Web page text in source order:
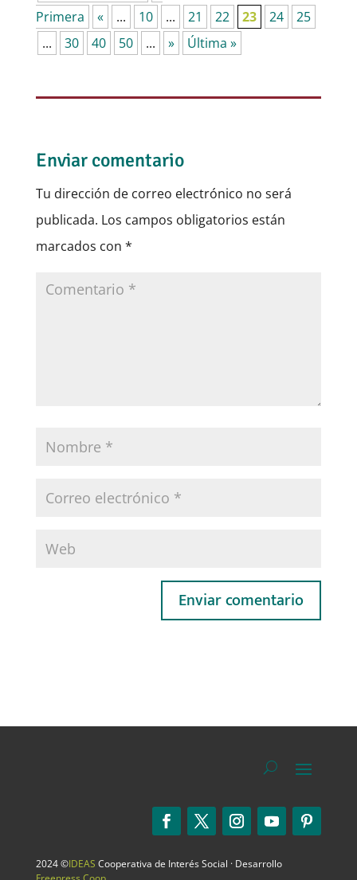
Primera
« ... 10 ... 21 22 23 24
25
...
30 40 50 ... » Última »
Enviar comentario
Tu dirección de correo electrónico no será
publicada. Los campos obligatorios están
marcados con *
2024 ©IDEAS Cooperativa de Interés Social · Desarrollo